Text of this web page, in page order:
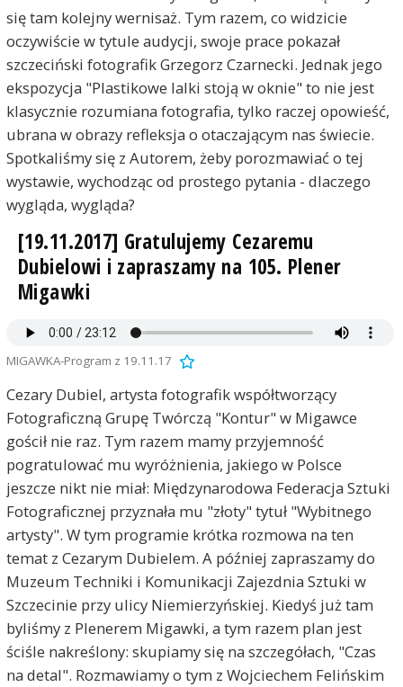
się tam kolejny wernisaż. Tym razem, co widzicie
oczywiście w tytule audycji, swoje prace pokazał
szczeciński fotografik Grzegorz Czarnecki. Jednak jego
ekspozycja "Plastikowe lalki stoją w oknie" to nie jest
klasycznie rozumiana fotografia, tylko raczej opowieść,
ubrana w obrazy refleksja o otaczającym nas świecie.
Spotkaliśmy się z Autorem, żeby porozmawiać o tej
wystawie, wychodząc od prostego pytania - dlaczego
wygląda, wygląda?
[19.11.2017] Gratulujemy Cezaremu
Dubielowi i zapraszamy na 105. Plener
Migawki
MIGAWKA-Program z 19.11.17
Cezary Dubiel, artysta fotografik współtworzący
Fotograficzną Grupę Twórczą "Kontur" w Migawce
gościł nie raz. Tym razem mamy przyjemność
pogratulować mu wyróżnienia, jakiego w Polsce
jeszcze nikt nie miał: Międzynarodowa Federacja Sztuki
Fotograficznej przyznała mu "złoty" tytuł "Wybitnego
artysty". W tym programie krótka rozmowa na ten
temat z Cezarym Dubielem. A później zapraszamy do
Muzeum Techniki i Komunikacji Zajezdnia Sztuki w
Szczecinie przy ulicy Niemierzyńskiej. Kiedyś już tam
byliśmy z Plenerem Migawki, a tym razem plan jest
ściśle nakreślony: skupiamy się na szczegółach, "Czas
na detal". Rozmawiamy o tym z Wojciechem Felińskim